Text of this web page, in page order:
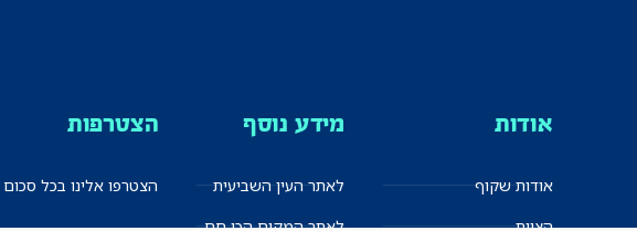
אודות
אודות שקוף
הצוות
מידע נוסף
לאתר העין השביעית
לאתר המקום הכי חם
הצטרפות
הצטרפו אלינו בכל סכום